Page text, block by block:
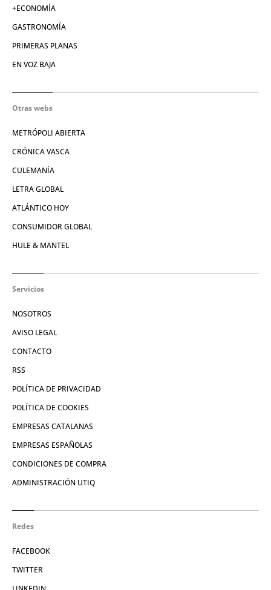
+ECONOMÍA
GASTRONOMÍA
PRIMERAS PLANAS
EN VOZ BAJA
Otras webs
METRÓPOLI ABIERTA
CRÓNICA VASCA
CULEMANÍA
LETRA GLOBAL
ATLÁNTICO HOY
CONSUMIDOR GLOBAL
HULE & MANTEL
Servicios
NOSOTROS
AVISO LEGAL
CONTACTO
RSS
POLÍTICA DE PRIVACIDAD
POLÍTICA DE COOKIES
EMPRESAS CATALANAS
EMPRESAS ESPAÑOLAS
CONDICIONES DE COMPRA
ADMINISTRACIÓN UTIQ
Redes
FACEBOOK
TWITTER